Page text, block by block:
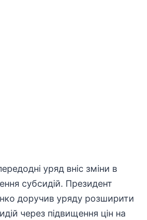
уряд вніс зміни в
субсидій. Президент
доручив уряду розширити
через підвищення цін на